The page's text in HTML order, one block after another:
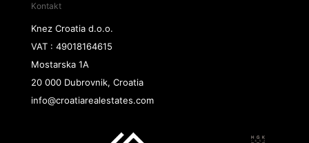
Kontakt
Knez Croatia d.o.o.
VAT : 49018164615
Mostarska 1A
20 000 Dubrovnik, Croatia
info@croatiarealestates.com